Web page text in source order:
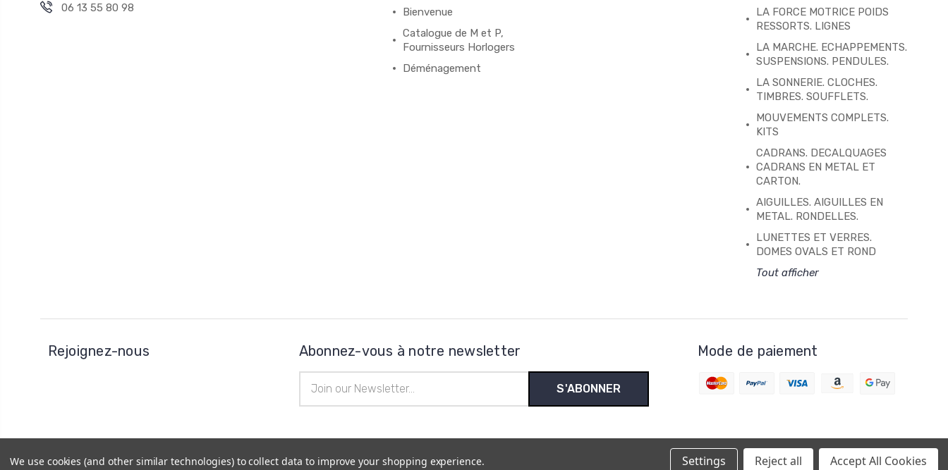
06 13 55 80 98
Bienvenue
Catalogue de M et P,
Fournisseurs Horlogers
Déménagement
LA FORCE MOTRICE POIDS
RESSORTS. LIGNES
LA MARCHE. ECHAPPEMENTS.
SUSPENSIONS. PENDULES.
LA SONNERIE. CLOCHES.
TIMBRES. SOUFFLETS.
MOUVEMENTS COMPLETS.
KITS
CADRANS. DECALQUAGES
CADRANS EN METAL ET
CARTON.
AIGUILLES. AIGUILLES EN
METAL. RONDELLES.
LUNETTES ET VERRES.
DOMES OVALS ET ROND
Tout afficher
Rejoignez-nous Abonnez-vous à notre newsletter
mail
Mode de paiement
We use cookies (and other similar technologies) to collect data to improve your shopping experience. Settings Reject all Accept All Cookies